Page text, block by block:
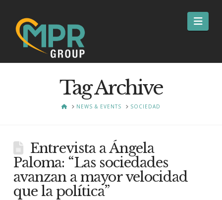
Tag Archive
HOMENEWS & EVENTS SOCIEDAD
Entrevista a Ángela
Paloma: “Las sociedades
avanzan a mayor velocidad
que la política”